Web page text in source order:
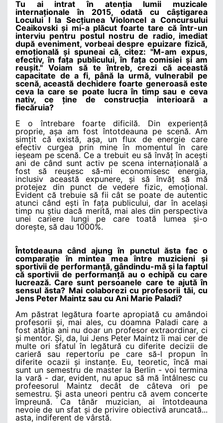
Tu ai intrat în atenția lumii muzicale
internaționale în 2015, odată cu câștigarea
Locului I la Secțiunea Violoncel a Concursului
Ceaikovski și mi-a plăcut foarte tare că într-un
interviu pentru postul nostru de radio, imediat
după eveniment, vorbeai despre epuizare fizică,
emoțională și spuneai că, citez: "M-am expus,
efectiv, în fața publicului, în fața comisiei și am
reușit." Voiam să te întreb, crezi că această
capacitate de a fi, până la urmă, vulnerabil pe
scenă, această dechidere foarte generoasă este
ceva la care se poate lucra în timp sau e ceva
nativ, ce ține de construcția interioară a
fiecăruia?
E o întrebare foarte dificilă. Din experiență
proprie, așa am fost întotdeauna pe scenă. Am
simțit că există, așa, un flux de energie care
efectiv curgea prin mine în momentul în care
ieșeam pe scenă. Ce a trebuit eu să învăț în acești
ani de când sunt activ pe scena internațională a
fost să reușesc să-mi economisesc energia,
inclusiv această expunere, și să învăț să mă
protejez din punct de vedere fizic, emoțional.
Evident că trebuie să fii cât se poate de autentic
atunci când ești în fața publicului, dar în același
timp nu știu dacă merită, mai ales din perspectiva
unei cariere lungi pe care toată lumea și-o
dorește, să dau 1000%.
Întotdeauna când ajung în punctul ăsta fac o
comparație în mintea mea între muzicieni și
sportivii de performanță, gândindu-mă și la faptul
că sportivii de performanță au o echipă cu care
lucrează. Care sunt persoanele care te ajută în
sensul ăsta? Mai colaborezi cu profesorii tăi, cu
Jens Peter Maintz sau cu Ani Marie Paladi?
Am păstrat legătura foarte apropiată cu amândoi
profesorii și, mai ales, cu doamna Paladi care a
fost atâția ani nu doar un profesor extraordinar, ci
și mentor. Și, da, lui Jens Peter Maintz îi mai cer de
multe ori sfatul în legătură cu diferite decizii de
carieră sau repertoriu pe care să-l propun în
diferite ocazii și instanțe. Eu, teoretic, încă mai
sunt un semestru de master la Berlin - voi termina
la vară - dar, evident, nu apuc să mă întâlnesc cu
profeesorul Maintz decât de câteva ori pe
semestru. Și asta uneori pentru că avem concerte
împreună. Ca tânăr muzician, ai întotdeauna
nevoie de un sfat și de privire obiectivă aruncată...
asta, indiferent de vârstă.